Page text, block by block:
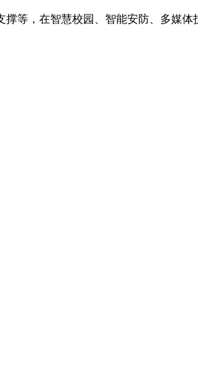
等，在智慧校园、智能安防、多媒